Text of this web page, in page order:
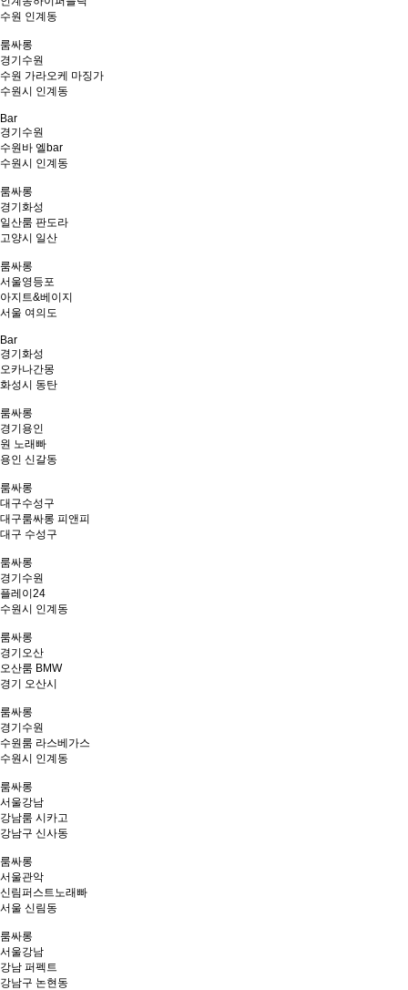
수원 인계동
룸싸롱
경기 수원
수원 가라오케 마징가
수원시 인계동
Bar
경기 수원
수원바 엘bar
수원시 인계동
룸싸롱
경기 화성
일산룸 판도라
고양시 일산
룸싸롱
서울영등포
아지트&베이지
서울 여의도
Bar
경기 화성
오카나간몽
화성시 동탄
룸싸롱
경기 용인
원 노래빠
용인 신갈동
룸싸롱
대구수성구
대구룸싸롱 피앤피
대구 수성구
룸싸롱
경기 수원
플레이24
수원시 인계동
룸싸롱
경기 오산
오산룸 BMW
경기 오산시
룸싸롱
경기 수원
수원룸 라스베가스
수원시 인계동
룸싸롱
서울강남
강남룸 시카고
강남구 신사동
룸싸롱
서울관악
신림퍼스트노래빠
서울 신림동
룸싸롱
서울강남
강남 퍼펙트
강남구 논현동